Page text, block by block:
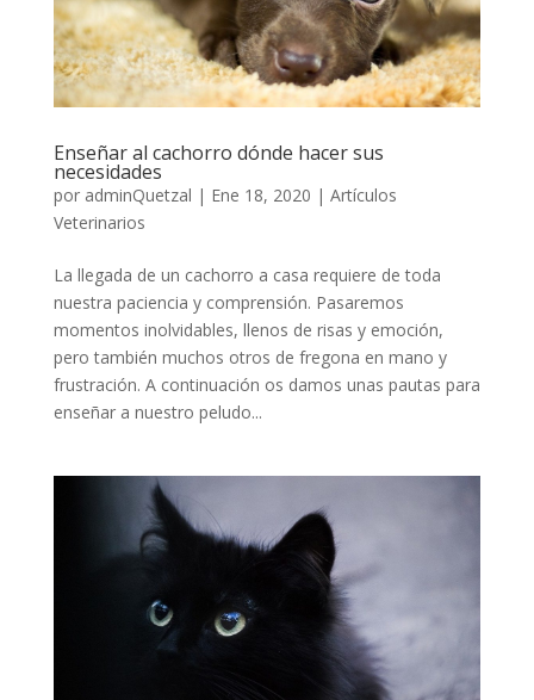
Enseñar al cachorro dónde hacer sus
necesidades
por adminQuetzal | Ene 18, 2020 | Artículos
Veterinarios
La llegada de un cachorro a casa requiere de toda
nuestra paciencia y comprensión. Pasaremos
momentos inolvidables, llenos de risas y emoción,
pero también muchos otros de fregona en mano y
frustración. A continuación os damos unas pautas para
enseñar a nuestro peludo...